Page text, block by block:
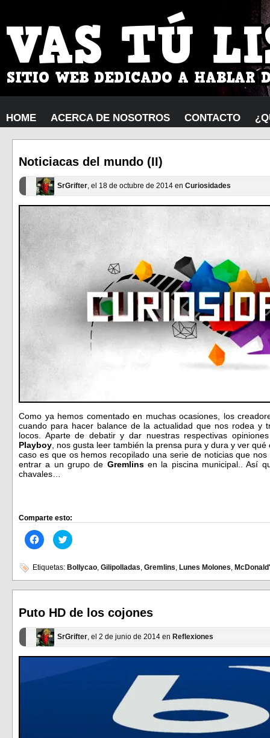
HOME ACERCA DE NOSOTROS CONTACTO
Noticiacas del mundo (II)
SrGrifter, el 18 de octubre de 2014 en Curiosidades
Como ya hemos comentado en muchas ocasiones, los
cuando para hacer balance de la actualidad que nos rodea y
locos. Aparte de debatir y dar nuestras respectivas
Playboy, nos gusta leer también la prensa pura y dura y ver
caso es que os hemos recopilado una serie de noticias que
entrar a un grupo de Gremlinsen la piscina municipal.. Así
chavales…
Comparte esto:
Haz
clic
en
Facebook
(Se
abre
ventana
nueva)
Haz
clic
en
Twitter
(Se
abre
ventana
nueva)
Etiquetas: Bollycao, Gilipolladas, Gremlins, Lunes Molones,
Puto HD de los cojones
SrGrifter, el 2 de junio de 2014 en Reflexiones